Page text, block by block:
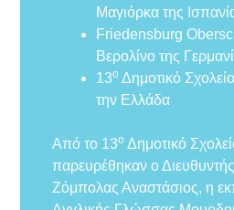
Μαγιόρκα της
Friedensburg
Βερολίνο της
13ο Δημοτικό
την Ελλάδα
Από το 13ο Δημοτικό
παρευρέθηκαν ο
Ζόμπολας Αναστάσιος, η